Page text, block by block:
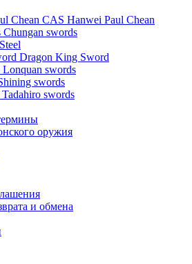
CAS Hanwei Paul Chean
Chungan swords
Dragon King Sword
Lonquan swords
swords
Tadahiro swords
оружия
и обмена